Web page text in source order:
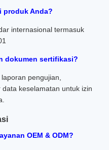
produk Anda?
internasional termasuk
dokumen sertifikasi?
pengujian,
keselamatan untuk izin
OEM & ODM?